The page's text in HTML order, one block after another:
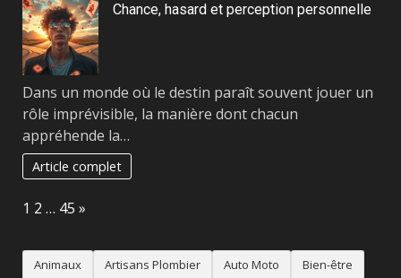
Chance, hasard et perception personnelle
Dans un monde où le destin paraît souvent jouer un
rôle imprévisible, la manière dont chacun
appréhende la…
Article complet
Page:
1 2 … 45 Next
»
Animaux Artisans Plombier Auto Moto Bien-être